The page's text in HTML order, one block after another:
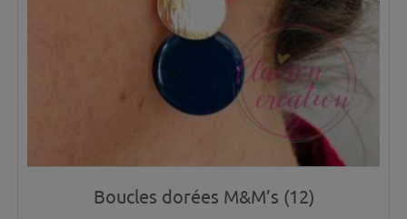
Boucles dorées M&M’s (12)